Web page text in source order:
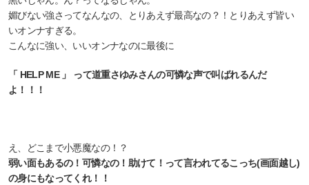
媚びない強さってなんなの、とりあえず最高なの？！とりあえず皆い
いオンナすぎる。
こんなに強い、いいオンナなのに最後に
「 HELP ME 」 って道重さゆみさんの可憐な声で叫ばれるんだ
よ！！！
え、どこまで小悪魔なの！？
弱い面もあるの！可憐なの！助けて！って言われてるこっち(画面越し)
の身にもなってくれ！！